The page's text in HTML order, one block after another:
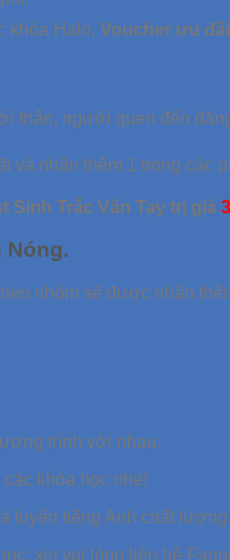
khóa Halo, Voucher ưu
thân, người quen đến
và nhận thêm 1 trong các
Sinh Trắc Vân Tay trị giá
Nóng.
nhóm sẽ được nhận
trình với nhau.
khóa học nhé!
tiếng Anh chất
xin vui lòng liên hệ